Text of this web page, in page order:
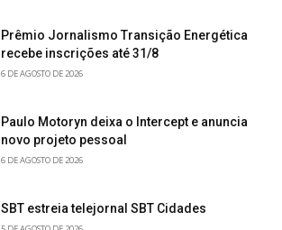
Prêmio Jornalismo Transição Energética
recebe inscrições até 31/8
6 DE AGOSTO DE 2026
Paulo Motoryn deixa o Intercept e anuncia
novo projeto pessoal
6 DE AGOSTO DE 2026
SBT estreia telejornal SBT Cidades